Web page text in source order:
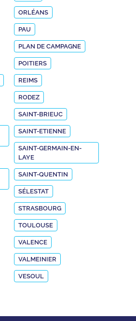
ORLÉANS
PAU
PLAN DE CAMPAGNE
POITIERS
REIMS
RODEZ
SAINT-BRIEUC
SAINT-ETIENNE
SAINT-GERMAIN-EN-
LAYE
SAINT-QUENTIN
SÉLESTAT
STRASBOURG
TOULOUSE
VALENCE
VALMEINIER
VESOUL